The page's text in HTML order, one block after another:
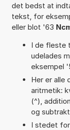
det bedst at
tekst, for
eller blot '63
I de fleste
udelades
eksempel
Her er alle
aritmetik:
(^),
og
I stedet for